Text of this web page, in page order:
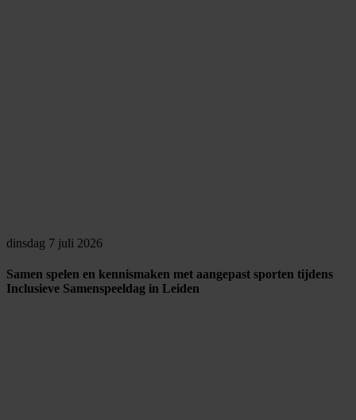
dinsdag 7 juli 2026
Samen spelen en kennismaken met aangepast sporten tijdens
Inclusieve Samenspeeldag in Leiden